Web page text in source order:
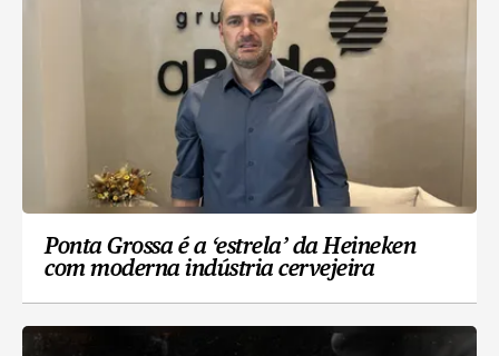
Ponta Grossa é a ‘estrela’ da Heineken
com moderna indústria cervejeira